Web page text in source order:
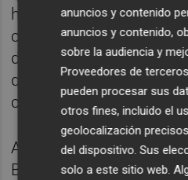
ha avanzado la
caso, ha avisado que el
del crédito que se ha
que ser vigilado para
consolida en los
A nivel macro, Núñez ha
Banco de España
anuncios y contenido
anuncios y contenido,
sobre la audiencia y
Proveedores de
pueden procesar sus
otros fines, incluido el
geolocalización
del dispositivo. Sus
solo a este sitio web.